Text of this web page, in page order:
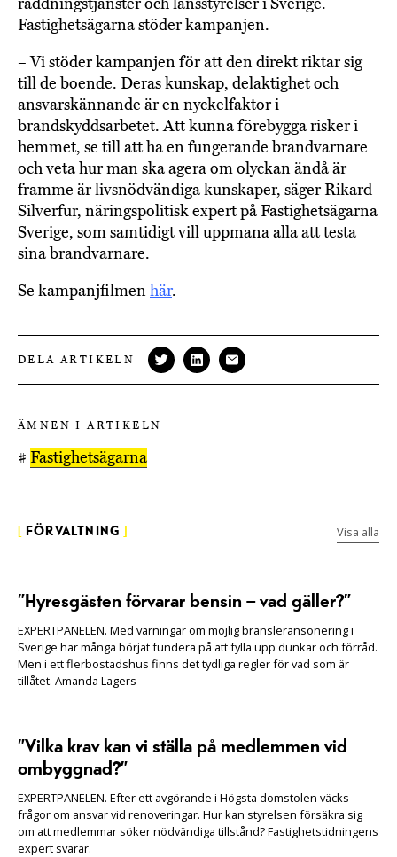
Fastighetsägarna stöder kampanjen.
– Vi stöder kampanjen för att den direkt riktar sig
till de boende. Deras kunskap, delaktighet och
ansvarskännande är en nyckelfaktor i
brandskyddsarbetet. Att kunna förebygga risker i
hemmet, se till att ha en fungerande brandvarnare
och veta hur man ska agera om olyckan ändå är
framme är livsnödvändiga kunskaper, säger Rikard
Silverfur, näringspolitisk expert på Fastighetsägarna
Sverige, som samtidigt vill uppmana alla att testa
sina brandvarnare.
Se kampanjfilmenhär.
DELA ARTIKELN
ÄMNEN I ARTIKELN
# Fastighetsägarna
FÖRVALTNING Visa alla
”Hyresgästen förvarar bensin – vad gäller?”
EXPERTPANELEN. Med varningar om möjlig bränsleransonering i
Sverige har många börjat fundera på att fylla upp dunkar och förråd.
Men i ett flerbostadshus finns det tydliga regler för vad som är
tillåtet. Amanda Lagers
”Vilka krav kan vi ställa på medlemmen vid
ombyggnad?”
EXPERTPANELEN. Efter ett avgörande i Högsta domstolen väcks
frågor om ansvar vid renoveringar. Hur kan styrelsen försäkra sig
om att medlemmar söker nödvändiga tillstånd? Fastighetstidningens
expert svarar.